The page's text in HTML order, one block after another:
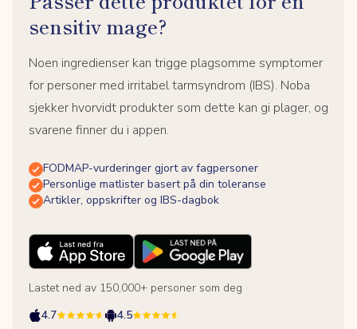
sensitiv mage?
Noen ingredienser kan trigge plagsomme symptomer
for personer med irritabel tarmsyndrom (IBS). Noba
sjekker hvorvidt produkter som dette kan gi plager, og
svarene finner du i appen.
FODMAP-vurderinger gjort av fagpersoner
Personlige matlister basert på din toleranse
Artikler, oppskrifter og IBS-dagbok
Lastet ned av 150,000+ personer som deg
4.7
4.5